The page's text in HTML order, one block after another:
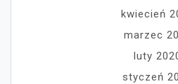
kwiecień
marzec
luty
styczeń